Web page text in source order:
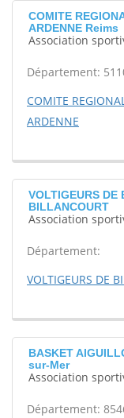
COMITE
ARDENNE Reims
Association
Département:
COMITE
ARDENNE
VOLTIGEURS DE
BILLANCOURT
Association
Département:
VOLTIGEURS DE
BASKET
sur-Mer
Association
Département: